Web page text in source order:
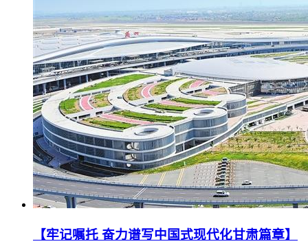
【牢记嘱托 奋力谱写中国式现代化甘肃篇章】